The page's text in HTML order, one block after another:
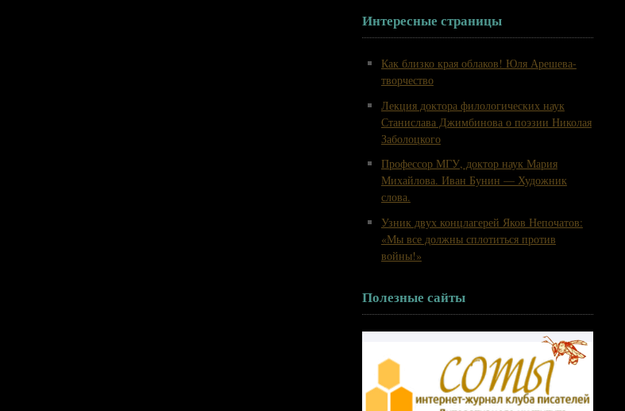
Интересные страницы
Как близко края облаков! Юля Арешева-
творчество
Лекция доктора филологических наук
Станислава Джимбинова о поэзии Николая
Заболоцкого
Профессор МГУ, доктор наук Мария
Михайлова. Иван Бунин — Художник
слова.
Узник двух концлагерей Яков Непочатов:
«Мы все должны сплотиться против
войны!»
Полезные сайты